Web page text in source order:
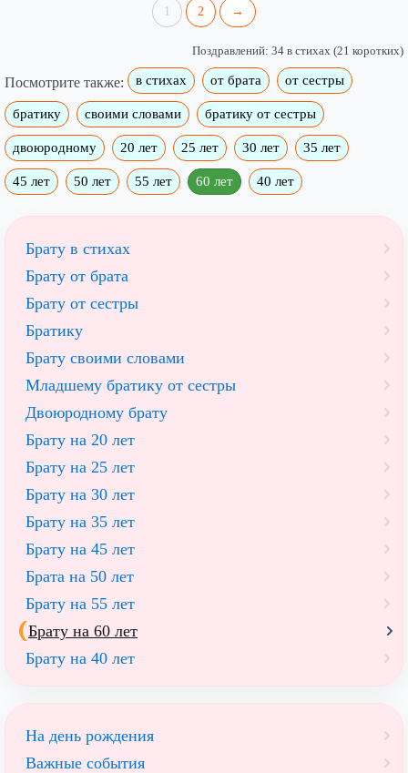
1 2 →
Поздравлений: 34 в стихах (21 коротких)
Посмотрите также: в стихах от брата от сестры
братику своими словами братику от сестры
двоюродному 20 лет 25 лет 30 лет 35 лет
45 лет 50 лет 55 лет 60 лет 40 лет
Брату в стихах
Брату от брата
Брату от сестры
Братику
Брату своими словами
Младшему братику от сестры
Двоюродному брату
Брату на 20 лет
Брату на 25 лет
Брату на 30 лет
Брату на 35 лет
Брату на 45 лет
Брата на 50 лет
Брату на 55 лет
Брату на 60 лет
Брату на 40 лет
На день рождения
Важные события